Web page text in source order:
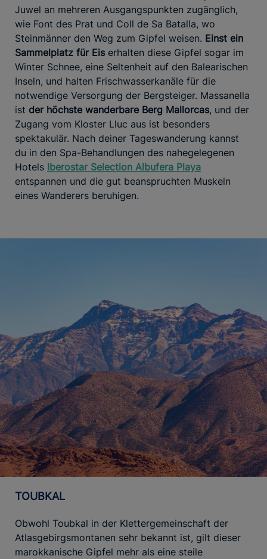
Juwel an mehreren Ausgangspunkten zugänglich,
wie Font des Prat und Coll de Sa Batalla, wo
Steinmänner den Weg zum Gipfel weisen. Einst ein
Sammelplatz für Eis erhalten diese Gipfel sogar im
Winter Schnee, eine Seltenheit auf den Balearischen
Inseln, und halten Frischwasserkanäle für die
notwendige Versorgung der Bergsteiger. Massanella
ist der höchste wanderbare Berg Mallorcas, und der
Zugang vom Kloster Lluc aus ist besonders
spektakulär. Nach deiner Tageswanderung kannst
du in den Spa-Behandlungen des nahegelegenen
Hotels Iberostar Selection Albufera Playa
entspannen und die gut beanspruchten Muskeln
eines Wanderers beruhigen.
TOUBKAL
Obwohl Toubkal in der Klettergemeinschaft der
Atlasgebirgsmontanen sehr bekannt ist, gilt dieser
marokkanische Gipfel mehr als eine steile